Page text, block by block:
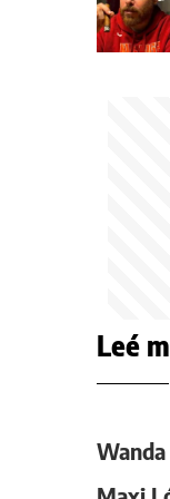
Leé